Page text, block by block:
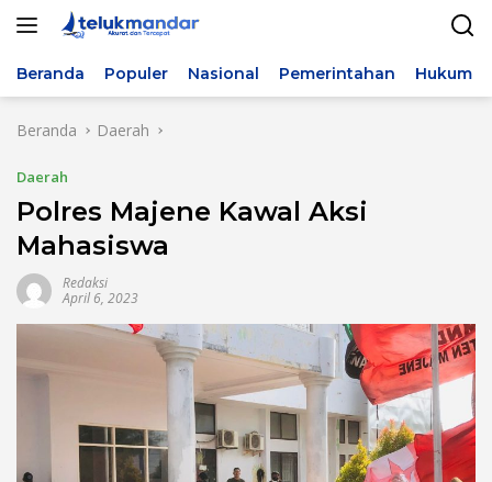
Beranda Populer Nasional Pemerintahan Hukum
Beranda Daerah
Daerah
Polres Majene Kawal Aksi
Mahasiswa
Redaksi
April 6, 2023